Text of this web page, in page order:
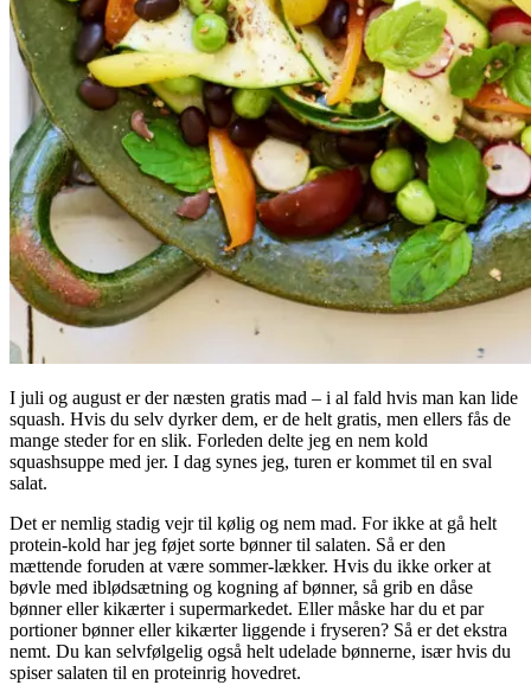
I juli og august er der næsten gratis mad – i al fald hvis man kan lide
squash. Hvis du selv dyrker dem, er de helt gratis, men ellers fås de
mange steder for en slik. Forleden delte jeg en nem kold
squashsuppe med jer. I dag synes jeg, turen er kommet til en sval
salat.
Det er nemlig stadig vejr til kølig og nem mad. For ikke at gå helt
protein-kold har jeg føjet sorte bønner til salaten. Så er den
mættende foruden at være sommer-lækker. Hvis du ikke orker at
bøvle med iblødsætning og kogning af bønner, så grib en dåse
bønner eller kikærter i supermarkedet. Eller måske har du et par
portioner bønner eller kikærter liggende i fryseren? Så er det ekstra
nemt. Du kan selvfølgelig også helt udelade bønnerne, især hvis du
spiser salaten til en proteinrig hovedret.